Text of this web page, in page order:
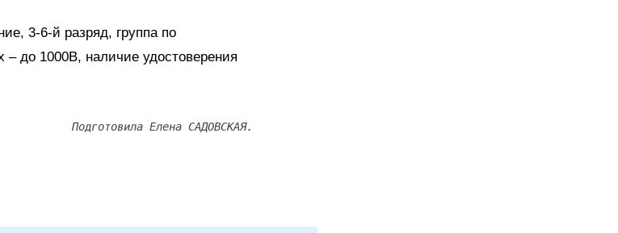
3-6-й разряд, группа по
– до 1000В, наличие удостоверения
Подготовила Елена САДОВСКАЯ.